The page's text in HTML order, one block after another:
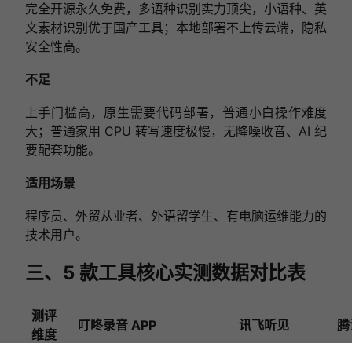
完全开源永久免费，多语种识别实力顶尖，小语种、英
文素材识别优于国产工具；本地部署不上传云端，隐私
安全性高。
不足
上手门槛高，原生需要代码部署，普通小白操作难度
大；普通家用 CPU 转写速度极慢，无降噪收音、AI 纪
要配套功能。
适用场景
程序员、外贸从业者、外语留学生、有电脑运维能力的
技术用户。
三、5 款工具核心实测数据对比表
测评
维度
叮咚录音 APP 讯飞听见